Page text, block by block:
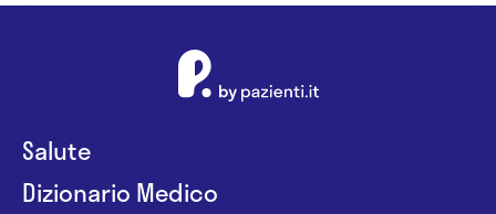
Salute
Dizionario Medico